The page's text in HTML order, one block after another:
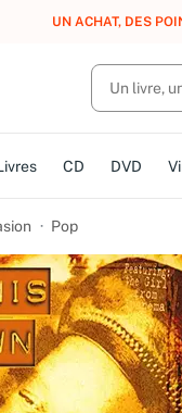
UN ACHAT, DES
CD DVD
Pop